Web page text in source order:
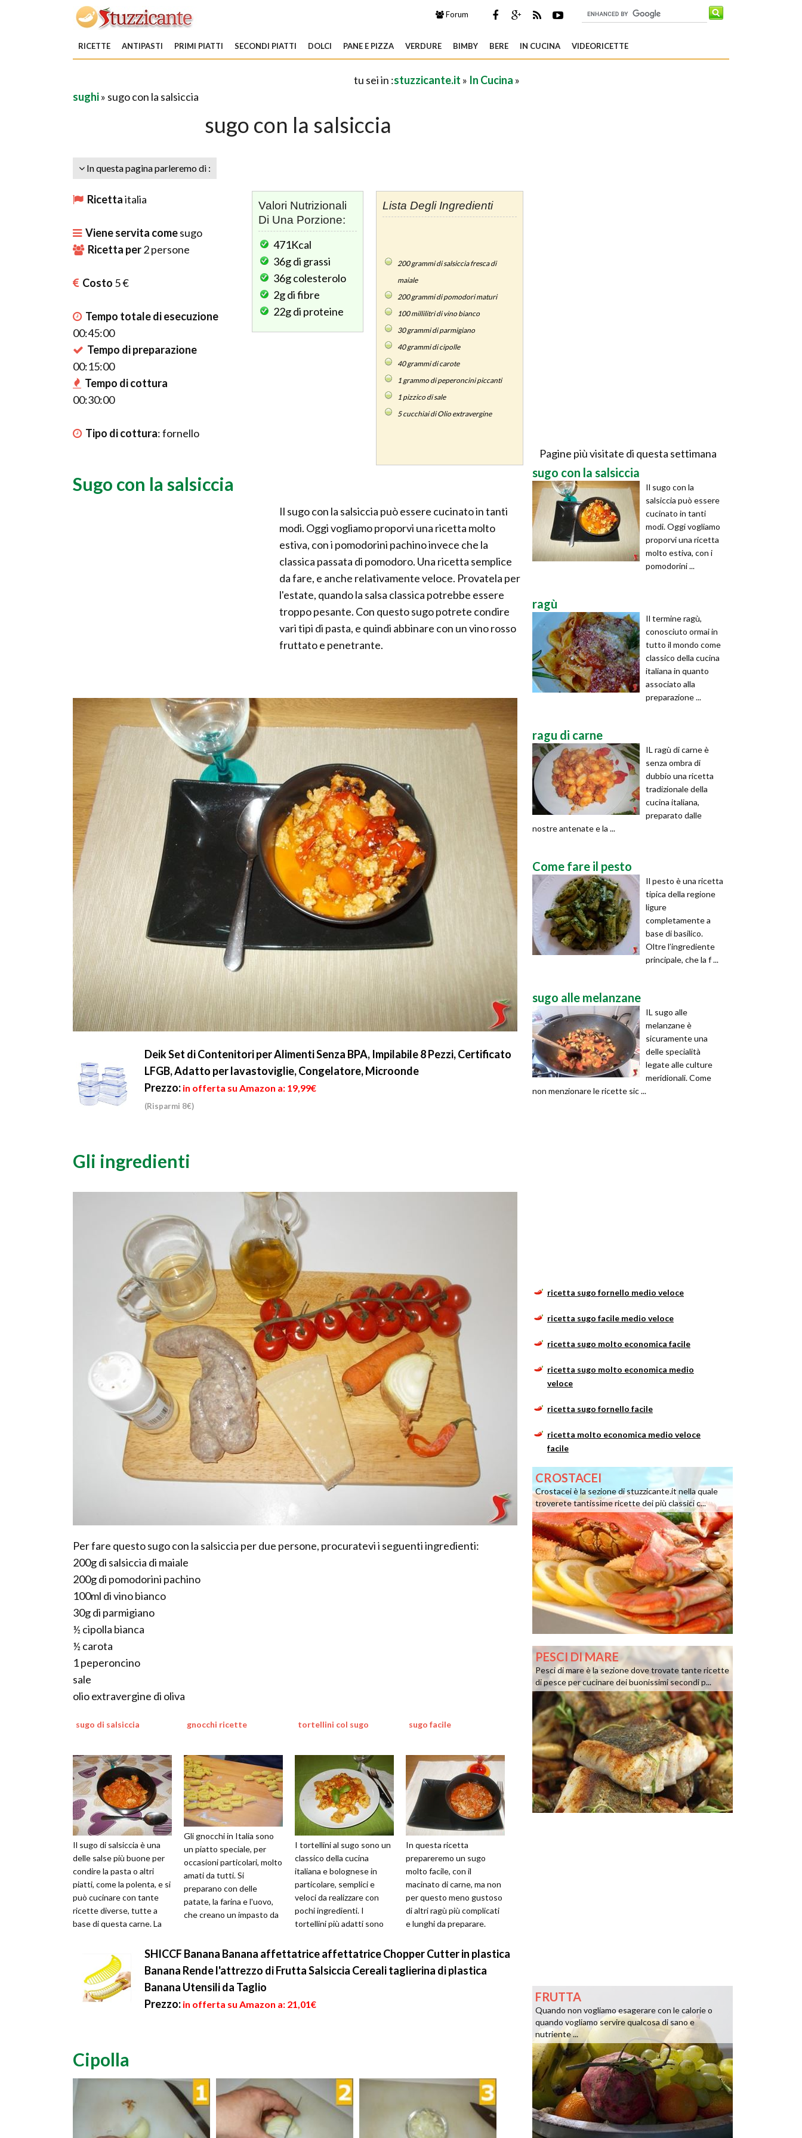
Forum
RICETTE ANTIPASTI PRIMI PIATTI SECONDI PIATTI DOLCI PANE E PIZZA VERDURE BIMBY BERE IN CUCINA VIDEORICETTE
tu sei in :stuzzicante.it » In Cucina »
sughi» sugo con la salsiccia
sugo con la salsiccia
In questa pagina parleremo di :
Ricettaitalia
Viene servita comesugo
Ricetta per2persone
Costo 5 €
Tempo totale di esecuzione
00:45:00
Tempo di preparazione
00:15:00
Tempo di cottura
00:30:00
Tipo di cottura:fornello
Lista Degli Ingredienti
200grammi di salsiccia fresca di
maiale
200grammi di pomodori maturi
100millilitri di vino bianco
30grammi di parmigiano
40grammi di cipolle
40grammi di carote
1grammo di peperoncini piccanti
1pizzico di sale
5cucchiai di Olio extravergine
Valori Nutrizionali
Di Una Porzione:
471Kcal
36gdi grassi
36gcolesterolo
2gdi fibre
22gdi proteine
Sugo con la salsiccia
Il sugo con la salsiccia può essere cucinato in tanti
modi. Oggi vogliamo proporvi una ricetta molto
estiva, con i pomodorini pachino invece che la
classica passata di pomodoro. Una ricetta semplice
da fare, e anche relativamente veloce. Provatela per
l'estate, quando la salsa classica potrebbe essere
troppo pesante. Con questo sugo potrete condire
vari tipi di pasta, e quindi abbinare con un vino rosso
fruttato e penetrante.
Deik Set di Contenitori per Alimenti Senza BPA, Impilabile 8 Pezzi, Certificato
LFGB, Adatto per lavastoviglie, Congelatore, Microonde
Prezzo: in offerta su Amazon a: 19,99€
(Risparmi 8€)
Gli ingredienti
Per fare questo sugo con la salsiccia per due persone, procuratevi i seguenti ingredienti:
200g di salsiccia di maiale
200g di pomodorini pachino
100ml di vino bianco
30g di parmigiano
½ cipolla bianca
½ carota
1 peperoncino
sale
olio extravergine di oliva
sugo di salsiccia
Il sugo di salsiccia è una
delle salse più buone per
condire la pasta o altri
piatti, come la polenta, e si
può cucinare con tante
ricette diverse, tutte a
base di questa carne. La
gnocchi ricette
Gli gnocchi in Italia sono
un piatto speciale, per
occasioni particolari, molto
amati da tutti. Si
preparano con delle
patate, la farina e l'uovo,
che creano un impasto da
tortellini col sugo
I tortellini al sugo sono un
classico della cucina
italiana e bolognese in
particolare, semplici e
veloci da realizzare con
pochi ingredienti. I
tortellini più adatti sono
c...
sugo facile
In questa ricetta
prepareremo un sugo
molto facile, con il
macinato di carne, ma non
per questo meno gustoso
di altri ragù più complicati
e lunghi da preparare.
prepara in pochi...
SHICCF Banana Banana affettatrice affettatrice Chopper Cutter in plastica
Banana Rende l'attrezzo di Frutta Salsiccia Cereali taglierina di plastica
Banana Utensili da Taglio
Prezzo: in offerta su Amazon a: 21,01€
Cipolla
Pagine più visitate di questa settimana
sugo con la salsiccia
Il sugo con la
salsiccia può essere
cucinato in tanti
modi. Oggi vogliamo
proporvi una ricetta
molto estiva, con i
pomodorini ...
ragù
Il termine ragù,
conosciuto ormai in
tutto il mondo come
classico della cucina
italiana in quanto
associato alla
preparazione ...
ragu di carne
IL ragù di carne è
senza ombra di
dubbio una ricetta
tradizionale della
cucina italiana,
preparato dalle
nostre antenate e la ...
Come fare il pesto
Il pesto è una ricetta
tipica della regione
ligure
completamente a
base di basilico.
Oltre l’ingrediente
principale, che la f ...
sugo alle melanzane
IL sugo alle
melanzane è
sicuramente una
delle specialità
legate alle culture
meridionali. Come
non menzionare le ricette sic ...
ricetta sugo fornello medio veloce
ricetta sugo facile medio veloce
ricetta sugo molto economica facile
ricetta sugo molto economica medio
veloce
ricetta sugo fornello facile
ricetta molto economica medio veloce
facile
CROSTACEI
Crostacei è la sezione di stuzzicante.it nella quale
troverete tantissime ricette dei più classici c...
PESCI DI MARE
Pesci di mare è la sezione dove trovate tante ricette
di pesce per cucinare dei buonissimi secondi p...
FRUTTA
Quando non vogliamo esagerare con le calorie o
quando vogliamo servire qualcosa di sano e
nutriente ...